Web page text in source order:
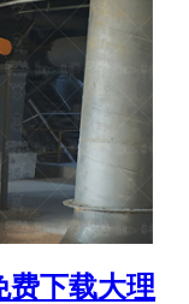
费下载大理